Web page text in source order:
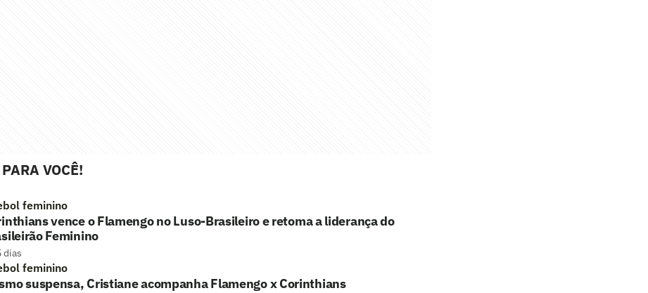
VOCÊ!
feminino
vence o Flamengo no Luso-Brasileiro e retoma a liderança do
Feminino
dias
feminino
suspensa, Cristiane acompanha Flamengo x Corinthians